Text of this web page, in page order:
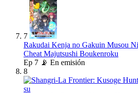
7
Rakudai Kenja no Gakuin Musou
Cheat Majutsushi Boukenroku
Ep 7 📡 En emisión
8